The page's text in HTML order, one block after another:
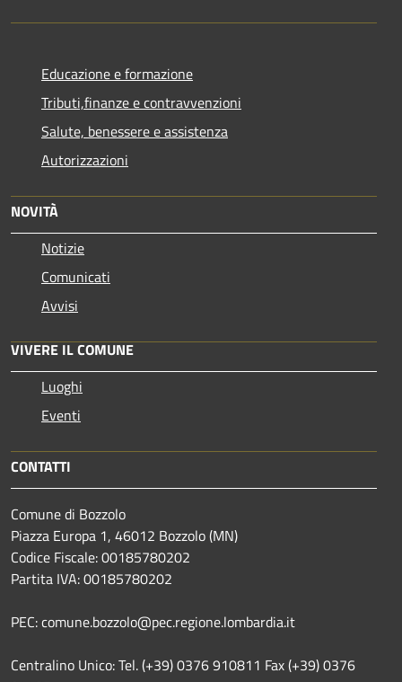
Educazione e formazione
Tributi,finanze e contravvenzioni
Salute, benessere e assistenza
Autorizzazioni
NOVITÀ
Notizie
Comunicati
Avvisi
VIVERE IL COMUNE
Luoghi
Eventi
CONTATTI
Comune di Bozzolo
Piazza Europa 1, 46012 Bozzolo (MN)
Codice Fiscale: 00185780202
Partita IVA: 00185780202
PEC: comune.bozzolo@pec.regione.lombardia.it
Centralino Unico: Tel. (+39) 0376 910811 Fax (+39) 0376